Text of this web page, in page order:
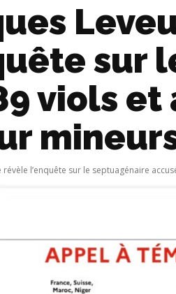
sur
viols et
l’enquête sur le septuagénaire